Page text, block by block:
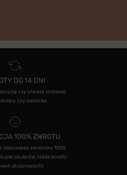
DO 14 DNI
czy chcesz zostawić
czy zwrócisz
100% ZWROTU
odpowiada zwrócimy 100%
okularów, także koszty
okularowych!